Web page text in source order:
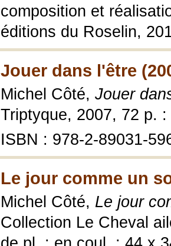
composition et
éditions du Roselin,
Jouer dans l'être
Michel Côté, Jouer
Triptyque, 2007, 72 p.
ISBN : 978-2-89031-
Le jour comme un
Michel Côté, Le jour
Collection Le Cheval